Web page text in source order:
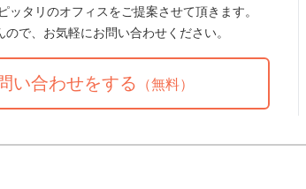
ッタリのオフィスをご提案させて頂きます。
で、お気軽にお問い合わせください。
い合わせをする （無料）